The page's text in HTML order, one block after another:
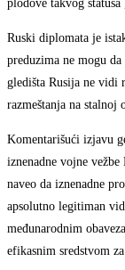
plodove takvog statusa
Ruski diplomata je
preduzima ne mogu
gledišta Rusija ne vidi
razmeštanja na stalnoj
Komentarišući izjavu
iznenadne vojne
naveo da iznenadne
apsolutno legitiman
međunarodnim
efikasnim sredstvom